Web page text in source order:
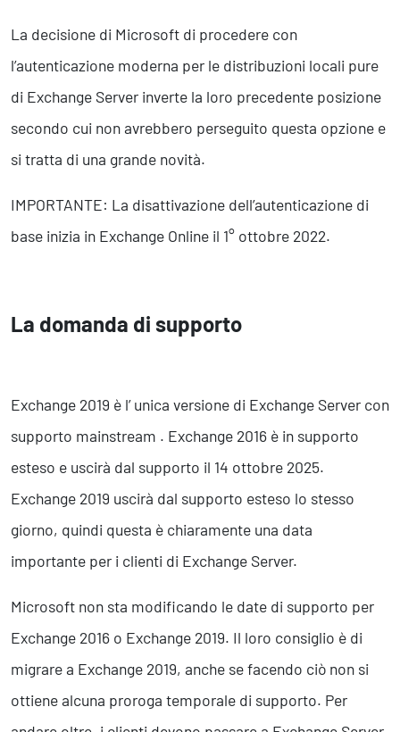
La decisione di Microsoft di procedere con
l’autenticazione moderna per le distribuzioni locali pure
di Exchange Server inverte la loro precedente posizione
secondo cui non avrebbero perseguito questa opzione e
si tratta di una grande novità.
IMPORTANTE: La disattivazione dell’autenticazione di
base inizia in Exchange Online il 1° ottobre 2022.
La domanda di supporto
Exchange 2019 è l’ unica versione di Exchange Server con
supporto mainstream . Exchange 2016 è in supporto
esteso e uscirà dal supporto il 14 ottobre 2025.
Exchange 2019 uscirà dal supporto esteso lo stesso
giorno, quindi questa è chiaramente una data
importante per i clienti di Exchange Server.
Microsoft non sta modificando le date di supporto per
Exchange 2016 o Exchange 2019. Il loro consiglio è di
migrare a Exchange 2019, anche se facendo ciò non si
ottiene alcuna proroga temporale di supporto. Per